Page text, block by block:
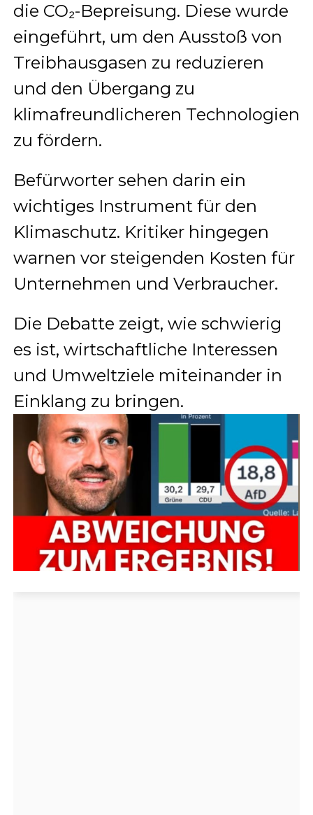
die CO₂-Bepreisung. Diese wurde
eingeführt, um den Ausstoß von
Treibhausgasen zu reduzieren
und den Übergang zu
klimafreundlicheren Technologien
zu fördern.
Befürworter sehen darin ein
wichtiges Instrument für den
Klimaschutz. Kritiker hingegen
warnen vor steigenden Kosten für
Unternehmen und Verbraucher.
Die Debatte zeigt, wie schwierig
es ist, wirtschaftliche Interessen
und Umweltziele miteinander in
Einklang zu bringen.